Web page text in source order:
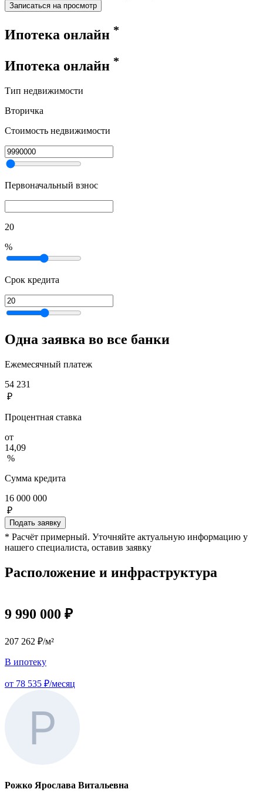
Записаться на просмотр
Ипотека онлайн *
Ипотека онлайн *
Тип недвижимости
Вторичка
Стоимость недвижимости
Первоначальный взнос
20
%
Срок кредита
Одна заявка во все банки
Ежемесячный платеж
54 231
₽
Процентная ставка
от
14,09
%
Сумма кредита
16 000 000
₽
Подать заявку
* Расчёт примерный. Уточняйте актуальную информацию у
нашего специалиста, оставив заявку
Расположение и инфраструктура
9 990 000 ₽
207 262 ₽/м²
В ипотеку
от 78 535 ₽/месяц
Рожко Ярослава Витальевна